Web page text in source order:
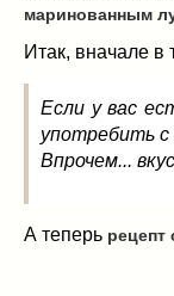
разном(9)
Постные рецепты
маринованным
Итак, вначале в
Если у вас
употребить с
Впрочем...
А теперь рецепт